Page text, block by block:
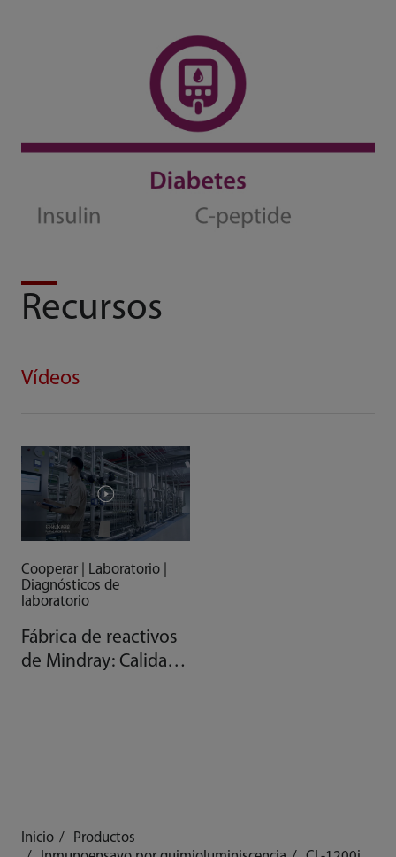
Recursos
Vídeos
Cooperar | Laboratorio |
Diagnósticos de
laboratorio
Fábrica de reactivos
de Mindray: Calidad
Inicio
Productos